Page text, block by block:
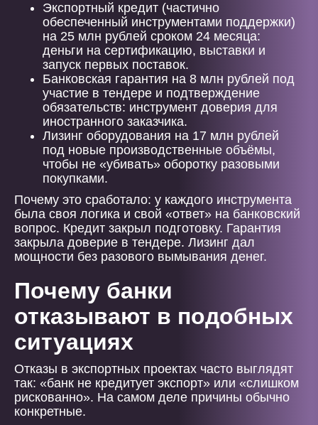
Экспортный кредит (частично
обеспеченный инструментами поддержки)
на 25 млн рублей сроком 24 месяца:
деньги на сертификацию, выставки и
запуск первых поставок.
Банковская гарантия на 8 млн рублей под
участие в тендере и подтверждение
обязательств: инструмент доверия для
иностранного заказчика.
Лизинг оборудования на 17 млн рублей
под новые производственные объёмы,
чтобы не «убивать» оборотку разовыми
покупками.
Почему это сработало: у каждого инструмента
была своя логика и свой «ответ» на банковский
вопрос. Кредит закрыл подготовку. Гарантия
закрыла доверие в тендере. Лизинг дал
мощности без разового вымывания денег.
Почему банки
отказывают в подобных
ситуациях
Отказы в экспортных проектах часто выглядят
так: «банк не кредитует экспорт» или «слишком
рискованно». На самом деле причины обычно
конкретные.